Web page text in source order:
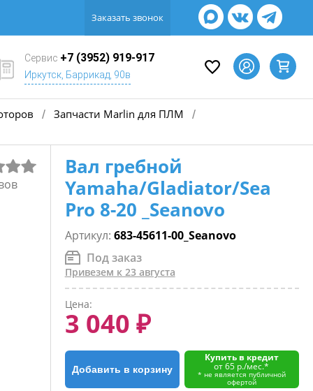
Заказать звонок
Сервис +7 (3952) 919-917
Иркутск, Баррикад, 90в
/ Запчасти Marlin для ПЛМ
/
Вал гребной
Yamaha/Gladiator/Sea
Pro 8-20 _Seanovo
Артикул: 683-45611-00_Seanovo
Под заказ
Привезем к 23 августа
Цена:
3 040 ₽
Добавить в корзину
Купить в кредит
от 65 р./мес.*
* не является публичной
офертой